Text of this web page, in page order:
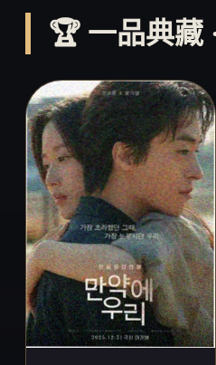
🏆 一品典藏